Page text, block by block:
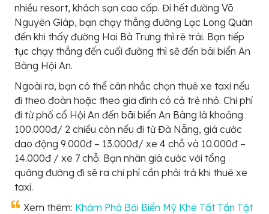
nhiều resort, khách sạn cao cấp. Đi hết đường Võ
Nguyên Giáp, bạn chạy thẳng đường Lạc Long Quân
đến khi thấy đường Hai Bà Trưng thì rẽ trái. Bạn tiếp
tục chạy thẳng đến cuối đường thì sẽ đến bãi biển An
Bàng Hội An.
Ngoài ra, bạn có thể cân nhắc chọn thuê xe taxi nếu
đi theo đoàn hoặc theo gia đình có cả trẻ nhỏ. Chi phí
đi từ phố cổ Hội An đến bãi biển An Bàng là khoảng
100.000đ/ 2 chiều còn nếu đi từ Đà Nẵng, giá cước
dao động 9.000đ – 13.000đ/ xe 4 chỗ và 10.000đ –
14.000đ / xe 7 chỗ. Bạn nhân giá cước với tổng
quãng đường đi sẽ ra chi phí cần phải trả khi thuê xe
taxi.
Xem thêm: Khám Phá Bãi Biển Mỹ Khê Tất Tần Tật